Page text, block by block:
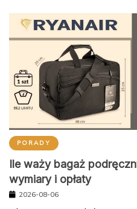
PORADY
Ile waży bagaż
wymiary i opłaty
2026-08-06